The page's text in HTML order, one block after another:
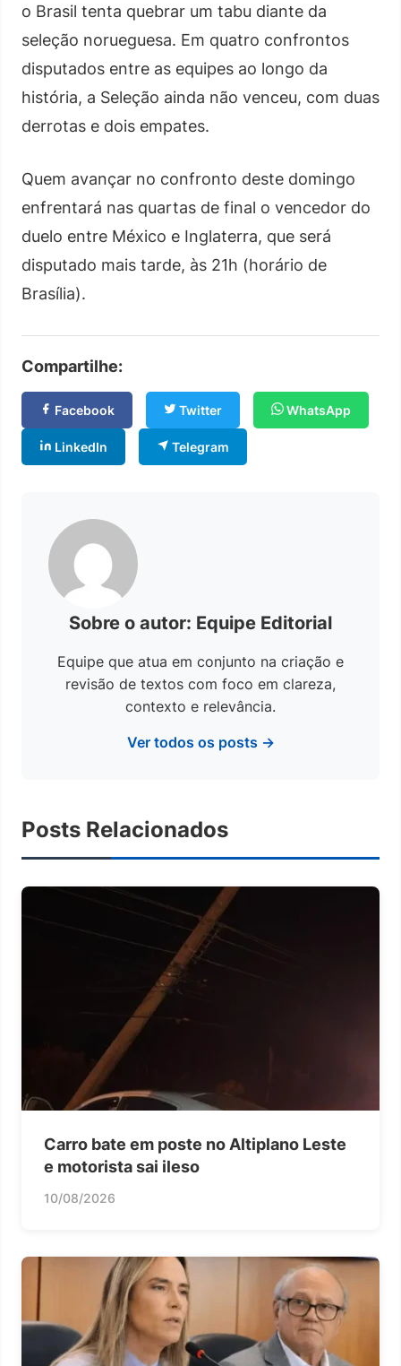
o Brasil tenta quebrar um tabu diante da
seleção norueguesa. Em quatro confrontos
disputados entre as equipes ao longo da
história, a Seleção ainda não venceu, com duas
derrotas e dois empates.
Quem avançar no confronto deste domingo
enfrentará nas quartas de final o vencedor do
duelo entre México e Inglaterra, que será
disputado mais tarde, às 21h (horário de
Brasília).
Compartilhe:
Facebook Twitter WhatsApp
LinkedIn Telegram
Sobre o autor: Equipe Editorial
Equipe que atua em conjunto na criação e
revisão de textos com foco em clareza,
contexto e relevância.
Ver todos os posts →
Posts Relacionados
Carro bate em poste no Altiplano Leste
e motorista sai ileso
10/08/2026